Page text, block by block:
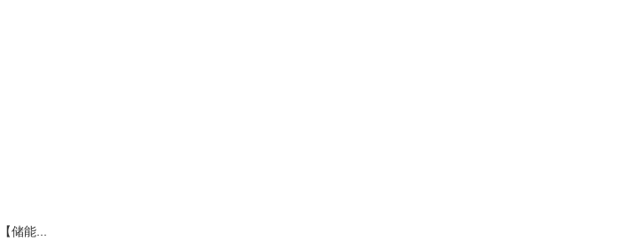
价格走势：2h系统均价0.4965元/Wh、2hEPC均价1.18元/Wh；本周21GWh储能招中标项目【储能·周分析】